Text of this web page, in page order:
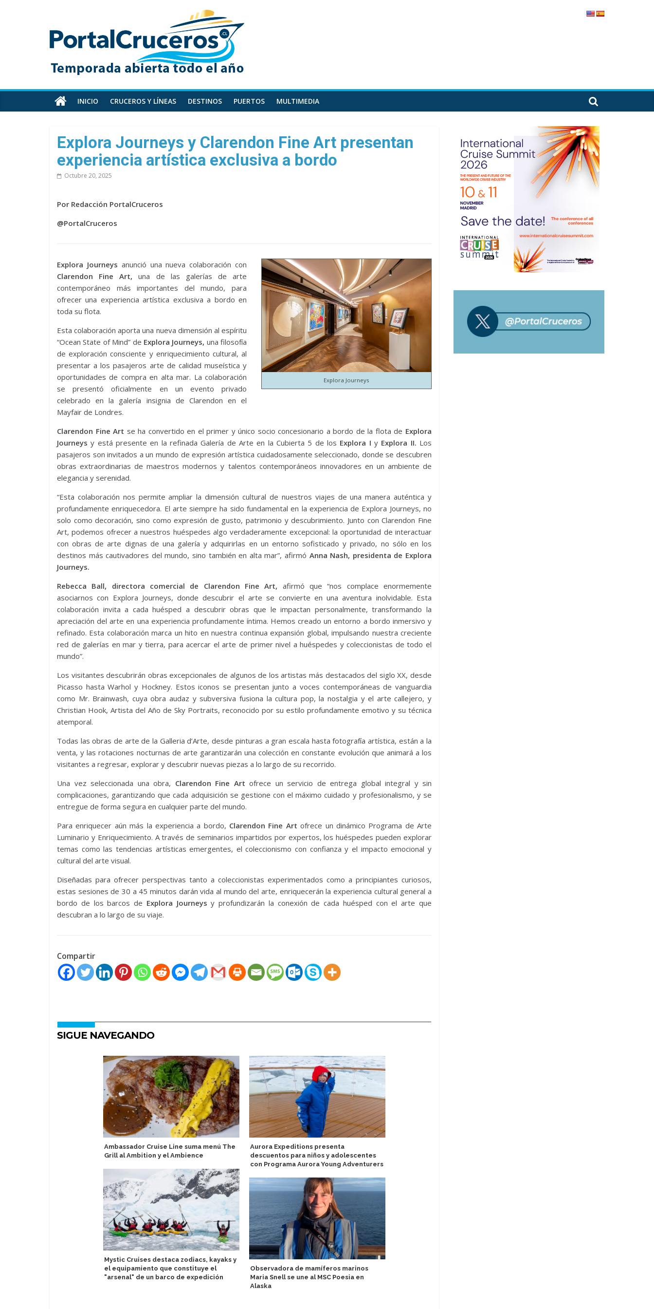
PortalCruceros
Toda
información
cruceros
en
un
sitio
INICIO CRUCEROS Y LÍNEAS DESTINOS PUERTOS MULTIMEDIA
Explora Journeys y Clarendon Fine Art presentan
experiencia artística exclusiva a bordo
Octubre 20, 2025
Por Redacción PortalCruceros
@PortalCruceros
Explora Journeys
Explora Journeys anunció una nueva colaboración con
Clarendon Fine Art, una de las galerías de arte
contemporáneo más importantes del mundo, para
ofrecer una experiencia artística exclusiva a bordo en
toda su flota.
Esta colaboración aporta una nueva dimensión al espíritu
“Ocean State of Mind” de Explora Journeys, una filosofía
de exploración consciente y enriquecimiento cultural, al
presentar a los pasajeros arte de calidad museística y
oportunidades de compra en alta mar. La colaboración
se presentó oficialmente en un evento privado
celebrado en la galería insignia de Clarendon en el
Mayfair de Londres.
Clarendon Fine Art se ha convertido en el primer y único socio concesionario a bordo de la flota de Explora
Journeys y está presente en la refinada Galería de Arte en la Cubierta 5 de los Explora Iy Explora II. Los
pasajeros son invitados a un mundo de expresión artística cuidadosamente seleccionado, donde se descubren
obras extraordinarias de maestros modernos y talentos contemporáneos innovadores en un ambiente de
elegancia y serenidad.
“Esta colaboración nos permite ampliar la dimensión cultural de nuestros viajes de una manera auténtica y
profundamente enriquecedora. El arte siempre ha sido fundamental en la experiencia de Explora Journeys, no
solo como decoración, sino como expresión de gusto, patrimonio y descubrimiento. Junto con Clarendon Fine
Art, podemos ofrecer a nuestros huéspedes algo verdaderamente excepcional: la oportunidad de interactuar
con obras de arte dignas de una galería y adquirirlas en un entorno sofisticado y privado, no sólo en los
destinos más cautivadores del mundo, sino también en alta mar”, afirmó Anna Nash, presidenta de Explora
Journeys.
Rebecca Ball, directora comercial de Clarendon Fine Art, afirmó que “nos complace enormemente
asociarnos con Explora Journeys, donde descubrir el arte se convierte en una aventura inolvidable. Esta
colaboración invita a cada huésped a descubrir obras que le impactan personalmente, transformando la
apreciación del arte en una experiencia profundamente íntima. Hemos creado un entorno a bordo inmersivo y
refinado. Esta colaboración marca un hito en nuestra continua expansión global, impulsando nuestra creciente
red de galerías en mar y tierra, para acercar el arte de primer nivel a huéspedes y coleccionistas de todo el
mundo”.
Los visitantes descubrirán obras excepcionales de algunos de los artistas más destacados del siglo XX, desde
Picasso hasta Warhol y Hockney. Estos iconos se presentan junto a voces contemporáneas de vanguardia
como Mr. Brainwash, cuya obra audaz y subversiva fusiona la cultura pop, la nostalgia y el arte callejero, y
Christian Hook, Artista del Año de Sky Portraits, reconocido por su estilo profundamente emotivo y su técnica
atemporal.
Todas las obras de arte de la Galleria d’Arte, desde pinturas a gran escala hasta fotografía artística, están a la
venta, y las rotaciones nocturnas de arte garantizarán una colección en constante evolución que animará a los
visitantes a regresar, explorar y descubrir nuevas piezas a lo largo de su recorrido.
Una vez seleccionada una obra, Clarendon Fine Art ofrece un servicio de entrega global integral y sin
complicaciones, garantizando que cada adquisición se gestione con el máximo cuidado y profesionalismo, y se
entregue de forma segura en cualquier parte del mundo.
Para enriquecer aún más la experiencia a bordo, Clarendon Fine Art ofrece un dinámico Programa de Arte
Luminario y Enriquecimiento. A través de seminarios impartidos por expertos, los huéspedes pueden explorar
temas como las tendencias artísticas emergentes, el coleccionismo con confianza y el impacto emocional y
cultural del arte visual.
Diseñadas para ofrecer perspectivas tanto a coleccionistas experimentados como a principiantes curiosos,
estas sesiones de 30 a 45 minutos darán vida al mundo del arte, enriquecerán la experiencia cultural general a
bordo de los barcos de Explora Journeysy profundizarán la conexión de cada huésped con el arte que
descubran a lo largo de su viaje.
Compartir
SIGUE NAVEGANDO
Ambassador Cruise Line suma menú The
Grill al Ambition y el Ambience
Mystic Cruises destaca zodiacs, kayaks y
el equipamiento que constituye el
"arsenal" de un barco de expedición
Aurora Expeditions presenta
descuentos para niños y adolescentes
con Programa Aurora Young Adventurers
Observadora de mamíferos marinos
Maria Snell se une al MSC Poesia en
Alaska